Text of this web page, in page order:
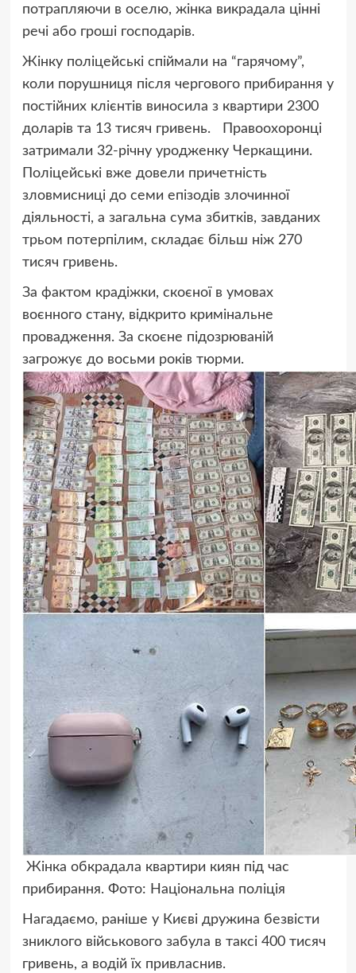
потрапляючи в оселю, жінка викрадала цінні
речі або гроші господарів.
Жінку поліцейські спіймали на “гарячому”,
коли порушниця після чергового прибирання у
постійних клієнтів виносила з квартири 2300
доларів та 13 тисяч гривень. Правоохоронці
затримали 32-річну уродженку Черкащини.
Поліцейські вже довели причетність
зловмисниці до семи епізодів злочинної
діяльності, а загальна сума збитків, завданих
трьом потерпілим, складає більш ніж 270
тисяч гривень.
За фактом крадіжки, скоєної в умовах
воєнного стану, відкрито кримінальне
провадження. За скоєне підозрюваній
загрожує до восьми років тюрми.
Жінка обкрадала квартири киян під час
прибирання. Фото: Національна поліція
Нагадаємо, раніше у Києві дружина безвісти
зниклого військового забула в таксі 400 тисяч
гривень, а водій їх привласнив.